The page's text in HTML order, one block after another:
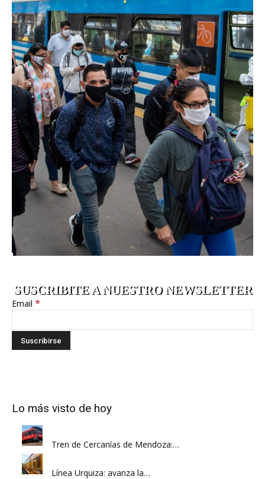
SUSCRIBITE A NUESTRO NEWSLETTER
Email *
Lo más visto de hoy
Tren de Cercanías de Mendoza:…
Línea Urquiza: avanza la…